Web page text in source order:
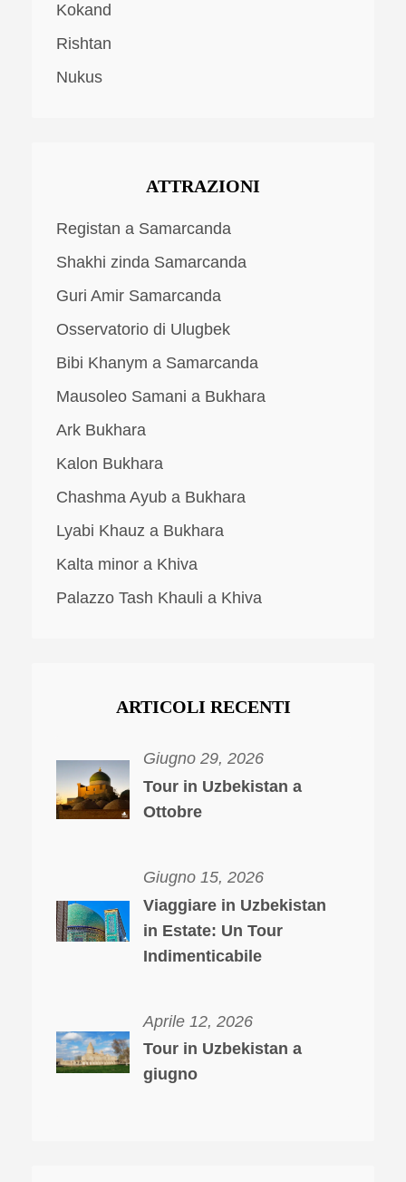
Kokand
Rishtan
Nukus
ATTRAZIONI
Registan a Samarcanda
Shakhi zinda Samarcanda
Guri Amir Samarcanda
Osservatorio di Ulugbek
Bibi Khanym a Samarcanda
Mausoleo Samani a Bukhara
Ark Bukhara
Kalon Bukhara
Chashma Ayub a Bukhara
Lyabi Khauz a Bukhara
Kalta minor a Khiva
Palazzo Tash Khauli a Khiva
ARTICOLI RECENTI
Giugno 29, 2026
Tour in Uzbekistan a
Ottobre
Giugno 15, 2026
Viaggiare in Uzbekistan
in Estate: Un Tour
Indimenticabile
Aprile 12, 2026
Tour in Uzbekistan a
giugno